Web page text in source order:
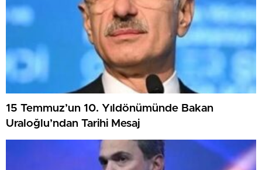
15 Temmuz’un 10. Yıldönümünde Bakan
Uraloğlu’ndan Tarihi Mesaj